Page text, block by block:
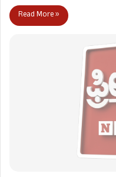
Read More »